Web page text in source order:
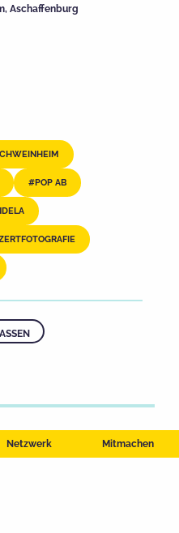
Netzwerk Mitmachen
Aschaffenburg
POP AB